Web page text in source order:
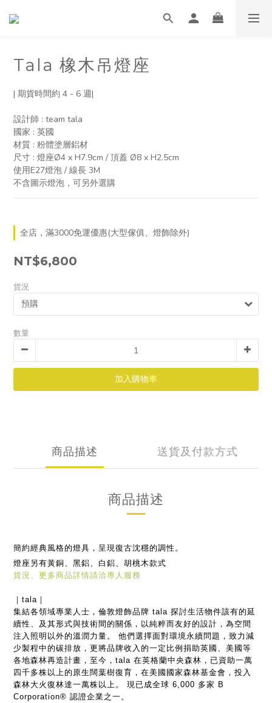
Tala 橡木吊燈座
| 期貨時間約 4 - 6 週|
設計師 : team tala
國家 : 英國
材質 : 粉體塗層鋁材
尺寸 : 燈座Ø4 x H7.9cm / 頂蓋 Ø8 x H2.5cm
使用E27燈泡 / 線長 3M
不含圖示燈泡，可另外選購
全店，滿3000免運優惠(大型傢俱、燈飾除外)
NT$6,800
貨況
數量
加入購物車
商品描述 送貨及付款方式
商品描述
簡約經典風格的燈具，呈現復古沈穩的調性。
燈座另有黃銅、黑鋁、白鋁、胡桃木款式
貨況、更多商品詳情請洽專人服務
｜tala｜
集結各領域專業人士，倫敦燈飾品牌 tala 探討生活物件該有的延
續性、及其形式與技術間的關係，以純粹而友好的設計，為空間
注入照明以外的溫潤力量。 他們選擇面對環境永續問題，致力減
少製程中的碳排放，更將品牌收入的一定比例捐助英國、美國等
各地森林再造計畫，至今，tala 在英格蘭中央森林，已資助一萬
四千多株以上的原生闊葉樹復育，在美國國家森林基金會，投入
森林大火復林達一萬株以上。 現已成全球 6,000 多家 B
Corporation® 認證企業之一。